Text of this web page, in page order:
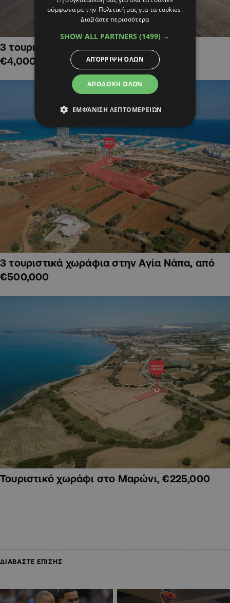
3 τουριστικά χωράφια στην Αλαμινό,
€4,000,000
3 τουριστικά χωράφια στην Αγία Νάπα, από
€500,000
Τουριστικό χωράφι στο Μαρώνι, €225,000
ΔΙΑΒΑΣΤΕ ΕΠΙΣΗΣ
σύμφωνα με την Πολιτική μας για τα cookies.
Διαβάστε περισσότερα
SHOW ALL PARTNERS (1499) →
ΑΠΟΔΟΧΉ ΌΛΩΝ
ΑΠΌΡΡΙΨΗ ΌΛΩΝ
ΕΜΦΆΝΙΣΗ ΛΕΠΤΟΜΕΡΕΙΏΝ